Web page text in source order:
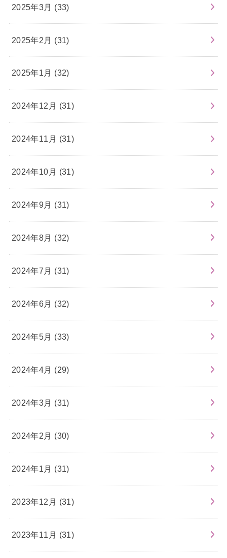
2025年3月 (33)
2025年2月 (31)
2025年1月 (32)
2024年12月 (31)
2024年11月 (31)
2024年10月 (31)
2024年9月 (31)
2024年8月 (32)
2024年7月 (31)
2024年6月 (32)
2024年5月 (33)
2024年4月 (29)
2024年3月 (31)
2024年2月 (30)
2024年1月 (31)
2023年12月 (31)
2023年11月 (31)